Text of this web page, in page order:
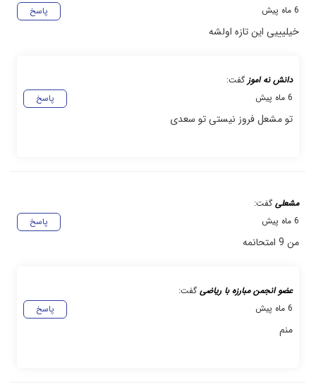
پاسخ
6 ماه پیش
خیلیییی این تازه اولشه
دانش نه اموز گفت:
پاسخ
6 ماه پیش
تو مشعل فروز نیستی تو سعدی
مشعلی گفت:
پاسخ
6 ماه پیش
من 9 امتحانمه
عضو انجمن مبارزه با ریاضی گفت:
پاسخ
6 ماه پیش
منم